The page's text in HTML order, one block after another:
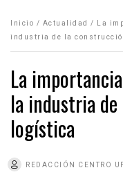
Inicio / Actualidad /
La
industria de la
La
la industria
logística
REDACCIÓN CENTRO